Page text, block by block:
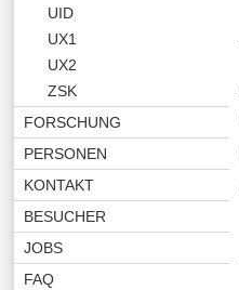
UID
UX1
UX2
ZSK
FORSCHUNG
PERSONEN
KONTAKT
BESUCHER
JOBS
FAQ